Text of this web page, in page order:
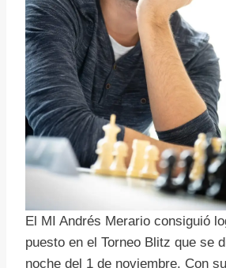
El MI Andrés Merario consiguió
puesto en el Torneo Blitz que se
noche del 1 de noviembre. Con